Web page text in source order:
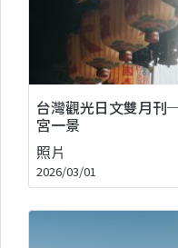
台灣觀光日文雙月刊
宮一景
照片
2026/03/01